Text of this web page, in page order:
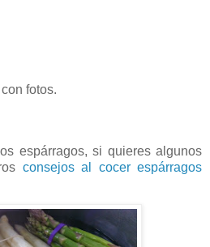
fotos.
espárragos, si quieres algunos
consejos al cocer espárragos